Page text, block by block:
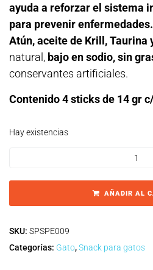
ayuda a reforzar el sistema
para prevenir enfermedades.
Atún, aceite de Krill, Taurina
natural, bajo en sodio, sin
conservantes artificiales.
Contenido 4 sticks de 14 gr
Hay existencias
AÑADIR AL
SKU: SPSPE009
Categorías: Gato,Snack para gatos